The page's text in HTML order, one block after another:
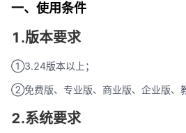
一、使用条件
1.版本要求
①3.24版本以上；
②免费版、专业版、商业版、企业版、
2.系统要求